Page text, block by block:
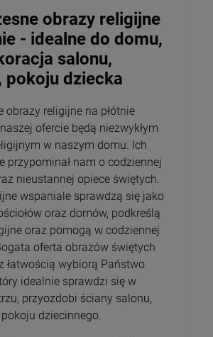
obrazy religijne
- idealne do domu,
salonu,
pokoju dziecka
obrazy religijne na płótnie
ofercie będą niezwykłym
w naszym domu. Ich
przypominał nam o codziennej
nieustannej opiece świętych.
wspaniale sprawdzą się jako
oraz domów, podkreślą
oraz pomogą w codziennej
oferta obrazów świętych
łatwością wybiorą Państwo
idealnie sprawdzi się w
przyozdobi ściany salonu,
dziecinnego.